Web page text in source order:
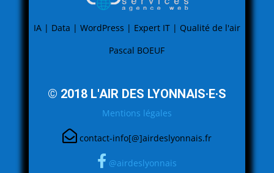
IA | Data | WordPress | Expert IT | Qualité de l'air
Pascal BOEUF
© 2018 L'AIR DES LYONNAIS·E·S
Mentions légales
contact-info[@]airdeslyonnais.fr
@airdeslyonnais